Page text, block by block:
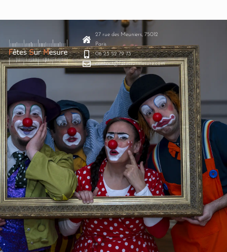
27 rue des Meuniers, 75012
Paris
06 23 52 79 73
contact@fetessurmesure.com
document.addEventListener("click", function (e) { const
toggle = e.target.closest(".search-toggle"); const
search = document.querySelector(".search-bar"); if
(toggle && search) { e.preventDefault();
search.classList.toggle("active"); } });